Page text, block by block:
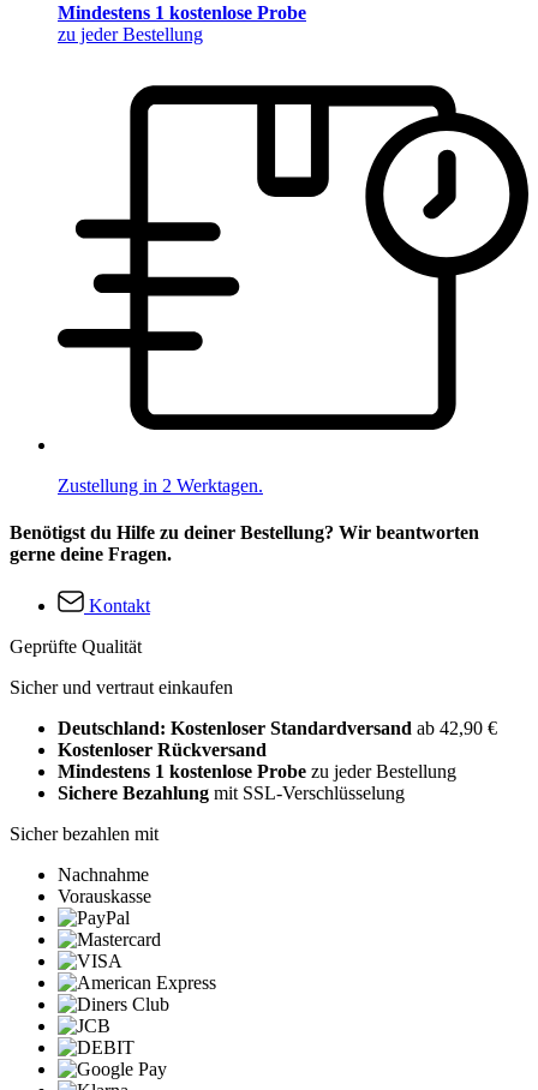
Mindestens 1 kostenlose Probe
zu jeder Bestellung
Zustellung in 2 Werktagen.
Benötigst du Hilfe zu deiner Bestellung? Wir beantworten
gerne deine Fragen.
Kontakt
Geprüfte Qualität
Sicher und vertraut einkaufen
Deutschland: Kostenloser Standardversand ab 42,90 €
Kostenloser Rückversand
Mindestens 1 kostenlose Probe zu jeder Bestellung
Sichere Bezahlung mit SSL-Verschlüsselung
Sicher bezahlen mit
Nachnahme
Vorauskasse